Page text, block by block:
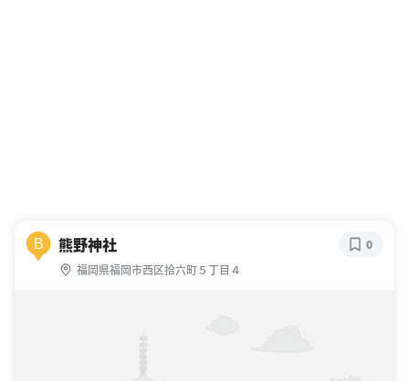
B 熊野神社
福岡県福岡市西区拾六町５丁目４
0